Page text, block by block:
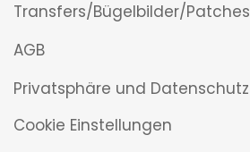
Transfers/Bügelbilder/Patches
AGB
Privatsphäre und Datenschutz
Cookie Einstellungen